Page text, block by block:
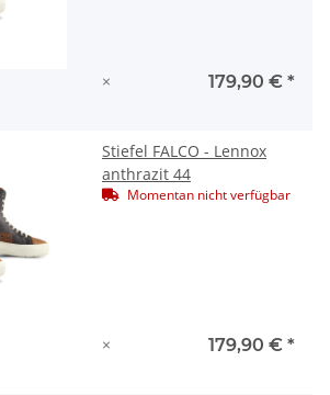
× 179,90 € *
Stiefel FALCO - Lennox
anthrazit 44
Momentan nicht verfügbar
× 179,90 € *